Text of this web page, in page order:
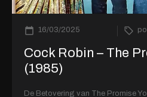
16/03/2025
Cock Robin – The
(1985)
De Betovering van The Promise